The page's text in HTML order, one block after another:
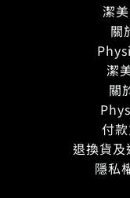
潔
關
潔
關
付
退換貨
隱私